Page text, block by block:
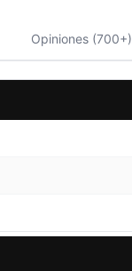
Opiniones (700+)